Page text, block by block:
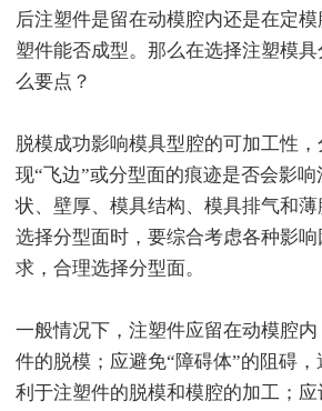
后注塑件是留在动模腔内还是在定
塑件能否成型。那么在选择注塑模
么要点？
脱模成功影响模具型腔的可加工性
现“飞边”或分型面的痕迹是否会影
状、壁厚、模具结构、模具排气和
选择分型面时，要综合考虑各种影
求，合理选择分型面。
一般情况下，注塑件应留在动模腔
件的脱模；应避免“障碍体”的阻碍
利于注塑件的脱模和模腔的加工；